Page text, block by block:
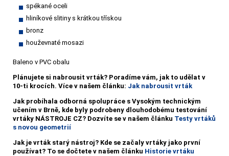
spékané oceli
hliníkové slitiny s krátkou třískou
bronz
houževnaté mosazi
Baleno v PVC obalu
Plánujete si nabrousit vrták? Poradíme vám, jak to udělat v
10-ti krocích. Více v našem článku: Jak nabrousit vrták
Jak probíhala odborná spolupráce s Vysokým technickým
učením v Brně, kde byly podrobeny dlouhodobému testování
vrtáky NÁSTROJE CZ? Dozvíte se v našem článku Testy vrtáků
s novou geometrií
Jak je vrták starý nástroj? Kde se začaly vrtáky jako první
používat? To se dočtete v našem článku Historie vrtáku